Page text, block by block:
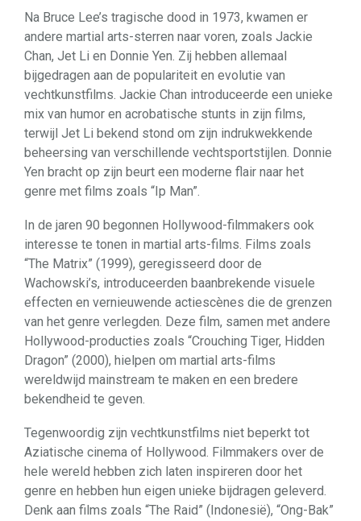
Na Bruce Lee’s tragische dood in 1973, kwamen er
andere martial arts-sterren naar voren, zoals Jackie
Chan, Jet Li en Donnie Yen. Zij hebben allemaal
bijgedragen aan de populariteit en evolutie van
vechtkunstfilms. Jackie Chan introduceerde een unieke
mix van humor en acrobatische stunts in zijn films,
terwijl Jet Li bekend stond om zijn indrukwekkende
beheersing van verschillende vechtsportstijlen. Donnie
Yen bracht op zijn beurt een moderne flair naar het
genre met films zoals “Ip Man”.
In de jaren 90 begonnen Hollywood-filmmakers ook
interesse te tonen in martial arts-films. Films zoals
“The Matrix” (1999), geregisseerd door de
Wachowski’s, introduceerden baanbrekende visuele
effecten en vernieuwende actiescènes die de grenzen
van het genre verlegden. Deze film, samen met andere
Hollywood-producties zoals “Crouching Tiger, Hidden
Dragon” (2000), hielpen om martial arts-films
wereldwijd mainstream te maken en een bredere
bekendheid te geven.
Tegenwoordig zijn vechtkunstfilms niet beperkt tot
Aziatische cinema of Hollywood. Filmmakers over de
hele wereld hebben zich laten inspireren door het
genre en hebben hun eigen unieke bijdragen geleverd.
Denk aan films zoals “The Raid” (Indonesië), “Ong-Bak”